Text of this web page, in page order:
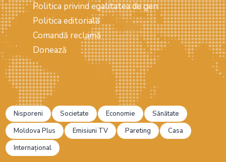
Politica privind egalitatea de gen
Politica editorială
Comandă reclamă
Donează
Nisporeni Societate Economie
Sănătate
Moldova Plus
Emisiuni TV Pareting
Casa
Internațional